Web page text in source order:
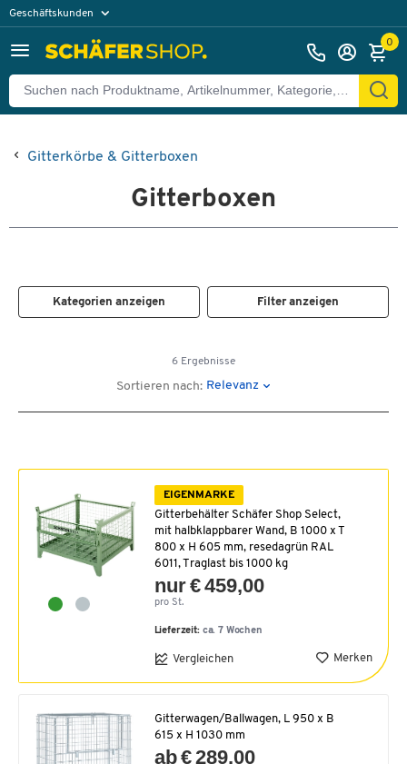
Geschäftskunden
0
Gitterkörbe & Gitterboxen
Gitterboxen
Kategorien anzeigen Filter anzeigen
6 Ergebnisse
Sortieren nach: Relevanz
EIGENMARKE
Gitterbehälter Schäfer Shop Select,
mit halbklappbarer Wand, B 1000 x T
800 x H 605 mm, resedagrün RAL
6011, Traglast bis 1000 kg
nur € 459,00
pro St.
Lieferzeit: ca. 7 Wochen
Vergleichen Merken
Gitterwagen/Ballwagen, L 950 x B
615 x H 1030 mm
ab € 289,00